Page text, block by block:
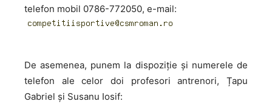
telefon mobil 0786-772050, e-mail:
De asemenea, punem la dispoziție și numerele de
telefon ale celor doi profesori antrenori, Țapu
Gabriel și Susanu Iosif: